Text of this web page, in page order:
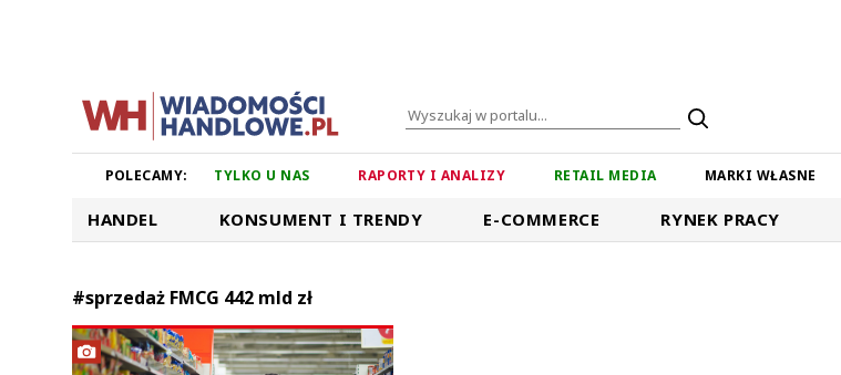
POLECAMY: TYLKO U NAS RAPORTY I ANALIZY RETAIL MEDIA MARKI WŁASNE
HANDEL KONSUMENT I TRENDY E-COMMERCE RYNEK PRACY
#sprzedaż FMCG 442 mld zł